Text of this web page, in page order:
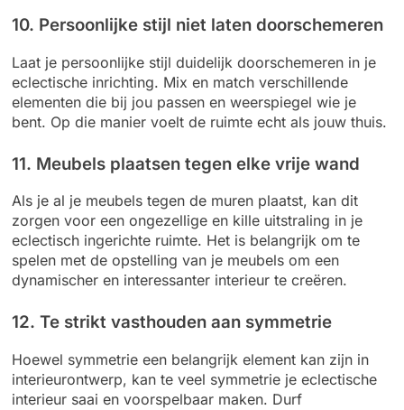
10. Persoonlijke stijl niet laten doorschemeren
Laat je persoonlijke stijl duidelijk doorschemeren in je
eclectische inrichting. Mix en match verschillende
elementen die bij jou passen en weerspiegel wie je
bent. Op die manier voelt de ruimte echt als jouw thuis.
11. Meubels plaatsen tegen elke vrije wand
Als je al je meubels tegen de muren plaatst, kan dit
zorgen voor een ongezellige en kille uitstraling in je
eclectisch ingerichte ruimte. Het is belangrijk om te
spelen met de opstelling van je meubels om een
dynamischer en interessanter interieur te creëren.
12. Te strikt vasthouden aan symmetrie
Hoewel symmetrie een belangrijk element kan zijn in
interieurontwerp, kan te veel symmetrie je eclectische
interieur saai en voorspelbaar maken. Durf